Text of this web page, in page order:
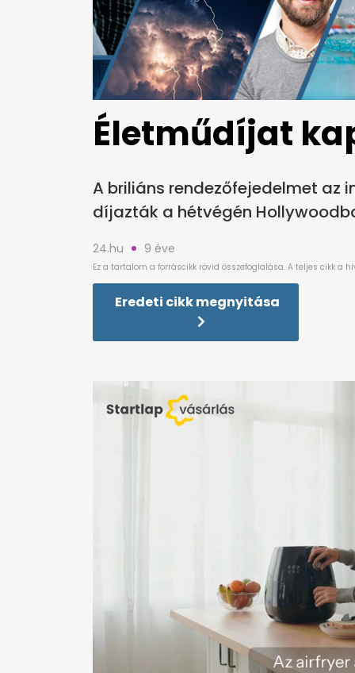
Életműdíjat
A briliáns rendezőfejedelmet az
díjazták a hétvégén
24.hu 9 éve
Eredeti cikk megnyitása